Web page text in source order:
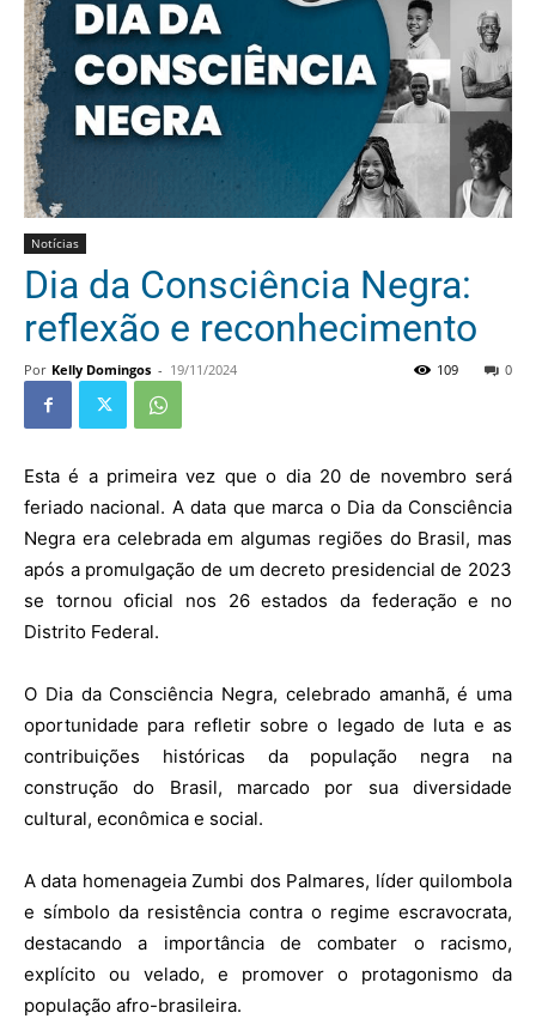
Notícias
Dia da Consciência Negra:
reflexão e reconhecimento
Por Kelly Domingos - 19/11/2024 0
109
Esta é a primeira vez que o dia 20 de novembro será
feriado nacional. A data que marca o Dia da Consciência
Negra era celebrada em algumas regiões do Brasil, mas
após a promulgação de um decreto presidencial de 2023
se tornou oficial nos 26 estados da federação e no
Distrito Federal.
O Dia da Consciência Negra, celebrado amanhã, é uma
oportunidade para refletir sobre o legado de luta e as
contribuições históricas da população negra na
construção do Brasil, marcado por sua diversidade
cultural, econômica e social.
A data homenageia Zumbi dos Palmares, líder quilombola
e símbolo da resistência contra o regime escravocrata,
destacando a importância de combater o racismo,
explícito ou velado, e promover o protagonismo da
população afro-brasileira.